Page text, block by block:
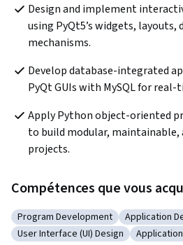
Design and implement
using PyQt5’s widgets,
mechanisms.
Develop database-integrated
PyQt GUIs with MySQL for
Apply Python object-oriented
to build modular, maintainable,
projects.
Compétences que vous
Catégorie : Program Development
Program Development Catégorie :
Application
Catégorie : User Interface (UI)
User Interface (UI) Design